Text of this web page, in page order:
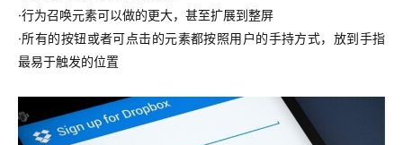
·行为召唤元素可以做的更大，甚至扩展到整屏
·所有的按钮或者可点击的元素都按照用户的手持方式，放到手指
最易于触发的位置